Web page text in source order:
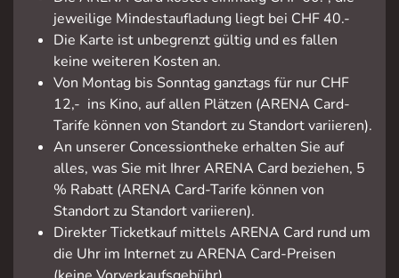
jeweilige Mindestaufladung liegt bei CHF 40.-
Die Karte ist unbegrenzt gültig und es fallen
keine weiteren Kosten an.
Von Montag bis Sonntag ganztags für nur CHF
12,- ins Kino, auf allen Plätzen (ARENA Card-
Tarife können von Standort zu Standort variieren).
An unserer Concessiontheke erhalten Sie auf
alles, was Sie mit Ihrer ARENA Card beziehen, 5
% Rabatt (ARENA Card-Tarife können von
Standort zu Standort variieren).
Direkter Ticketkauf mittels ARENA Card rund um
die Uhr im Internet zu ARENA Card-Preisen